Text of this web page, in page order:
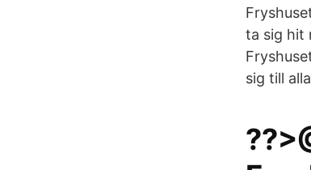
ta sig hit
sig till